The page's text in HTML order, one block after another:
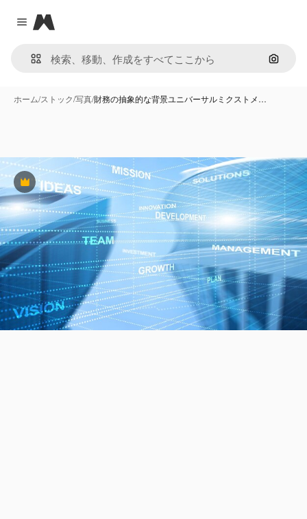
Close menu
Magnific
画像で
ホーム/ストック/写真/財務の抽象的な背景ユニバーサルミクストメ…
Premium